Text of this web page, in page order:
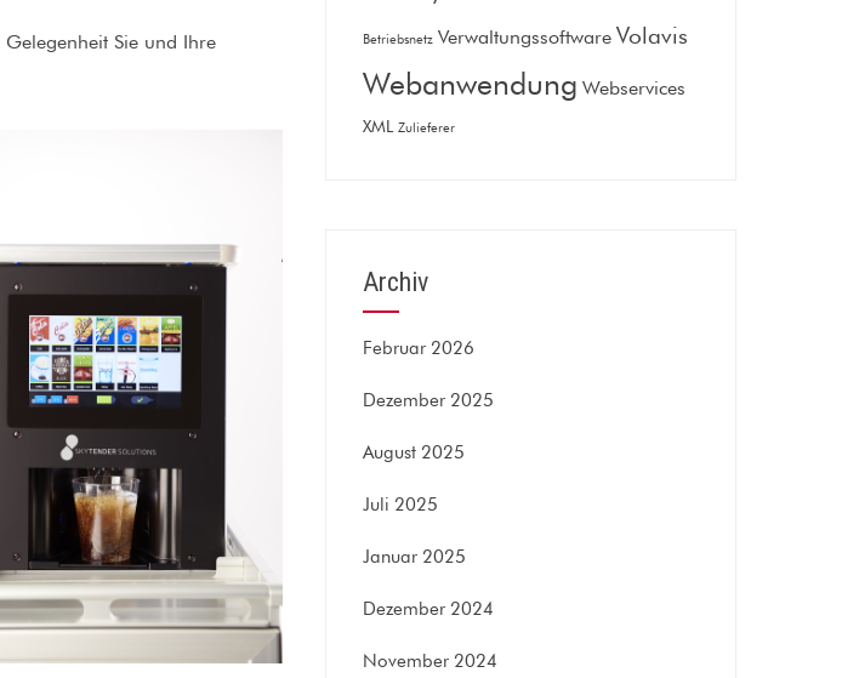
Gelegenheit Sie und Ihre
Betriebsnetz Verwaltungssoftware Volavis
Webanwendung Webservices
XML Zulieferer
Archiv
Februar 2026
Dezember 2025
August 2025
Juli 2025
Januar 2025
Dezember 2024
November 2024